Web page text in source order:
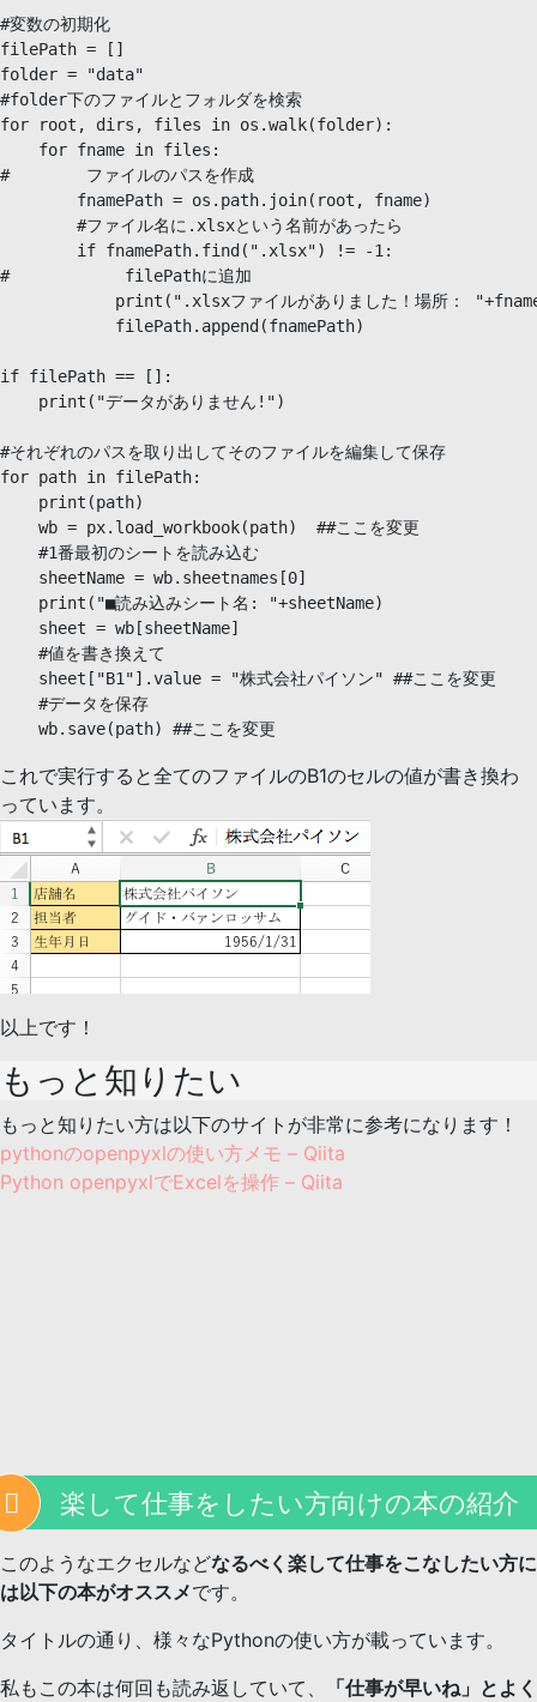
#変数の初期化
filePath = []
folder = "data"
#folder下のファイルとフォルダを検索
for root, dirs, files in os.walk(folder):
    for fname in files:
#        ファイルのパスを作成
        fnamePath = os.path.join(root, fname)
        #ファイル名に.xlsxという名前があったら
        if fnamePath.find(".xlsx") != -1:
#            filePathに追加
print(".xlsxファイルがありました！場所：
            filePath.append(fnamePath)
if filePath == []:
    print("データがありません!")
#それぞれのパスを取り出してそのファイルを編集して保存
for path in filePath:
    print(path)
    wb = px.load_workbook(path)  ##ここを変更
    #1番最初のシートを読み込む
    sheetName = wb.sheetnames[0]
    print("■読み込みシート名: "+sheetName)
    sheet = wb[sheetName]
    #値を書き換えて
    sheet["B1"].value = "株式会社パイソン" ##ここを変更
    #データを保存
これで実行すると全てのファイルのB1のセルの値が書き換わ
っています。
以上です！
もっと知りたい
もっと知りたい方は以下のサイトが非常に参考になります！
pythonのopenpyxlの使い方メモ – Qiita
Python openpyxlでExcelを操作 – Qiita
楽して仕事をしたい方向けの本の紹介
このようなエクセルなどなるべく楽して仕事をこなしたい方に
は以下の本がオススメです。
タイトルの通り、様々なPythonの使い方が載っています。
私もこの本は何回も読み返していて、
「仕事が早いね」とよく